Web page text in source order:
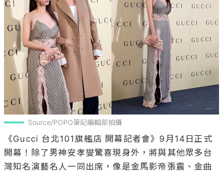
Source/POPO筆記編輯部拍攝
《Gucci 台北101旗艦店 開幕記者會》9月14日正式
開幕！除了男神安孝燮驚喜現身外，將與其他眾多台
灣知名演藝名人一同出席，像是金馬影帝張震、金曲